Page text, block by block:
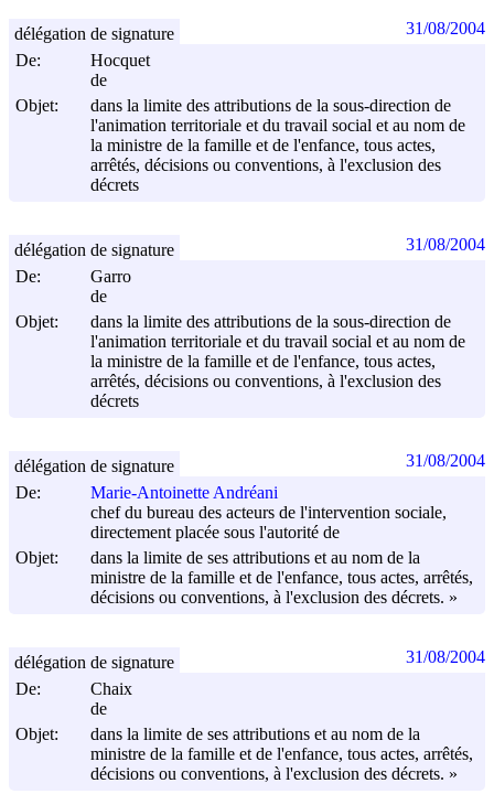
De:
Hocquet
de
Objet:
dans la limite des attributions de la sous-direction de
l'animation territoriale et du travail social et au nom de
la ministre de la famille et de l'enfance, tous actes,
arrêtés, décisions ou conventions, à l'exclusion des
décrets
délégation de signature 31/08/2004
De:
Garro
de
Objet:
dans la limite des attributions de la sous-direction de
l'animation territoriale et du travail social et au nom de
la ministre de la famille et de l'enfance, tous actes,
arrêtés, décisions ou conventions, à l'exclusion des
décrets
délégation de signature 31/08/2004
De:
Marie-Antoinette Andréani
chef du bureau des acteurs de l'intervention sociale,
directement placée sous l'autorité de
Objet:
dans la limite de ses attributions et au nom de la
ministre de la famille et de l'enfance, tous actes, arrêtés,
décisions ou conventions, à l'exclusion des décrets. »
délégation de signature 31/08/2004
De:
Chaix
de
Objet:
dans la limite de ses attributions et au nom de la
ministre de la famille et de l'enfance, tous actes, arrêtés,
décisions ou conventions, à l'exclusion des décrets. »
délégation de signature 31/08/2004